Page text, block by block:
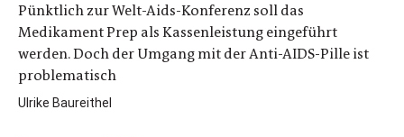
Pünktlich zur Welt-Aids-Konferenz soll das
Medikament Prep als Kassenleistung eingeführt
werden. Doch der Umgang mit der Anti-AIDS-Pille ist
problematisch
Ulrike Baureithel